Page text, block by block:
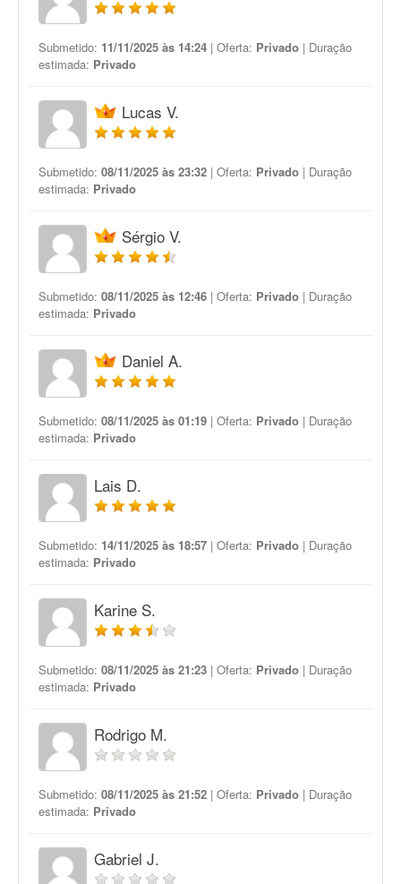
Submetido: 11/11/2025 às 14:24 | Oferta: Privado | Duração
estimada: Privado
Lucas V.
Submetido: 08/11/2025 às 23:32 | Oferta: Privado | Duração
estimada: Privado
Sérgio V.
Submetido: 08/11/2025 às 12:46 | Oferta: Privado | Duração
estimada: Privado
Daniel A.
Submetido: 08/11/2025 às 01:19 | Oferta: Privado | Duração
estimada: Privado
Lais D.
Submetido: 14/11/2025 às 18:57 | Oferta: Privado | Duração
estimada: Privado
Karine S.
Submetido: 08/11/2025 às 21:23 | Oferta: Privado | Duração
estimada: Privado
Rodrigo M.
Submetido: 08/11/2025 às 21:52 | Oferta: Privado | Duração
estimada: Privado
Gabriel J.